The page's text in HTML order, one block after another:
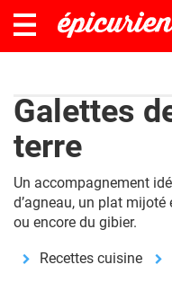
Galettes
terre
Un accompagnement
d’agneau, un plat
ou encore du gibier.
Recettes cuisine